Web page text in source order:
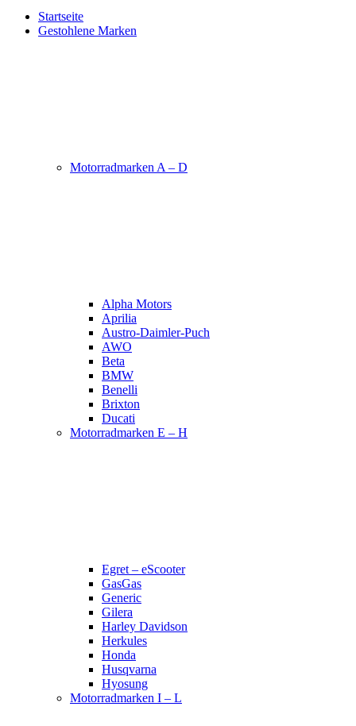
Startseite
Gestohlene Marken
Motorradmarken A – D
Alpha Motors
Aprilia
Austro-Daimler-Puch
AWO
Beta
BMW
Benelli
Brixton
Ducati
Motorradmarken E – H
Egret – eScooter
GasGas
Generic
Gilera
Harley Davidson
Herkules
Honda
Husqvarna
Hyosung
Motorradmarken I – L